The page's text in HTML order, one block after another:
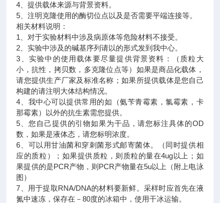
4、提供载体来源与背景资料。
5、注明克隆使用的酶切位点以及是否需要平端连接等。
相关材料说明：
1、对于实验材料中涉及病原体等危险材料不接受。
2、实验中涉及的碱基序列请以的形式发到我中心。
3、实验中的使用载体要尽量提供背景资料：（质粒大
小，抗性，拷贝数，多克隆位点等）如果是商品化载体，
请您提供生产厂家及标准名称；如果所提供载体是您自己
构建的请注明大体结构情况。
4、我中心可以提供常用的如（氨苄青霉素，氯霉素，卡
那霉素）以外的抗生素需您提供。
5、您自己提供的引物如果为干品，请您标注具体的OD
数，如果是液体态，请您标明浓度。
6、可以用甘油菌和穿刺菌形式邮寄菌体。（同时提供相
应的质粒）；如果提供质粒，则质粒的量在4ug以上；如
果提供的是PCR产物，则PCR产物量在5u以上（附上电泳
图）
7、用于提取RNA/DNA的材料要新鲜。采样时应首先在液
氮中速冻，保存在－80度的冰箱中，使用干冰运输。